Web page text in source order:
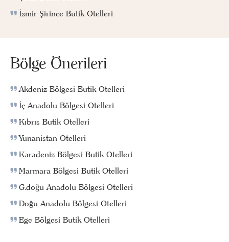
İzmir Şirince Butik Otelleri
Bölge Önerileri
Akdeniz Bölgesi Butik Otelleri
İç Anadolu Bölgesi Otelleri
Kıbrıs Butik Otelleri
Yunanistan Otelleri
Karadeniz Bölgesi Butik Otelleri
Marmara Bölgesi Butik Otelleri
G.doğu Anadolu Bölgesi Otelleri
Doğu Anadolu Bölgesi Otelleri
Ege Bölgesi Butik Otelleri